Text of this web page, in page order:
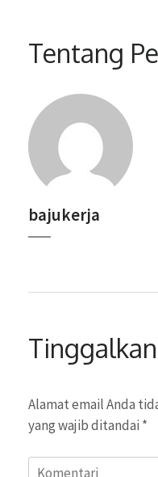
Tentang
bajukerja
Alamat email Anda
yang wajib ditandai *
Komentari